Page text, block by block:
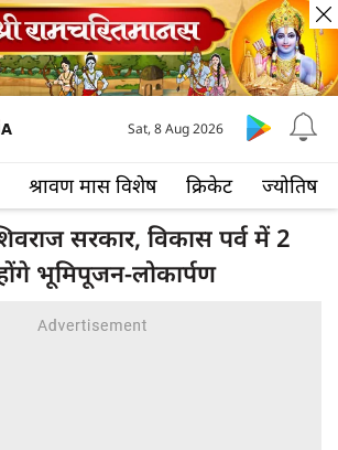
श्रावण मास विशेष क्रिकेट ज्योतिष
Sat, 8 Aug 2026
सरकार, विकास पर्व में 2
भूमिपूजन-लोकार्पण